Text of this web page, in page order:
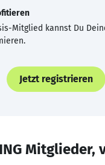
Mitglied kannst Du
Jetzt registrieren
Mitglieder,